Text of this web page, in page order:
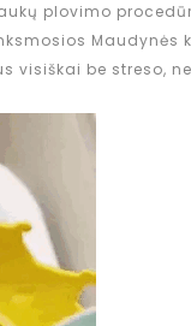
plovimo
Maudynės
visiškai be streso,